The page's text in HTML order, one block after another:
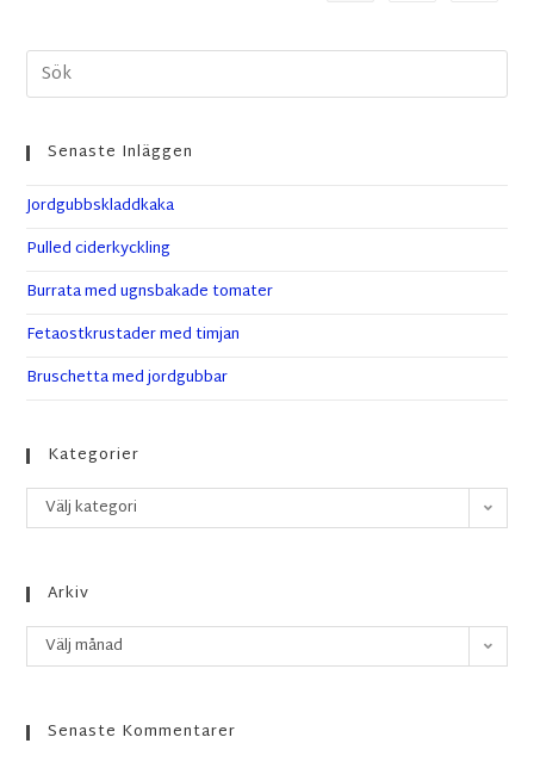
Senaste Inläggen
Jordgubbskladdkaka
Pulled ciderkyckling
Burrata med ugnsbakade tomater
Fetaostkrustader med timjan
Bruschetta med jordgubbar
Kategorier
Välj kategori
Arkiv
Välj månad
Senaste Kommentarer